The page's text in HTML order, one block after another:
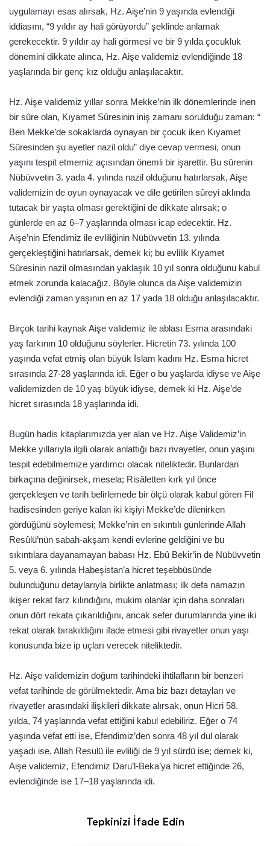
uygulamayı esas alırsak, Hz. Aişe’nin 9 yaşında evlendiği
iddiasını, “9 yıldır ay hali görüyordu” şeklinde anlamak
gerekecektir. 9 yıldır ay hali görmesi ve bir 9 yılda çocukluk
dönemini dikkate alınca, Hz. Aişe validemiz evlendiğinde 18
yaşlarında bir genç kız olduğu anlaşılacaktır.
Hz. Aişe validemiz yıllar sonra Mekke’nin ilk dönemlerinde inen
bir sûre olan, Kıyamet Sûresinin iniş zamanı sorulduğu zaman: “
Ben Mekke’de sokaklarda oynayan bir çocuk iken Kıyamet
Sûresinden şu ayetler nazil oldu” diye cevap vermesi, onun
yaşını tespit etmemiz açısından önemli bir işarettir. Bu sûrenin
Nübüvvetin 3. yada 4. yılında nazil olduğunu hatırlarsak, Aişe
validemizin de oyun oynayacak ve dile getirilen sûreyi aklında
tutacak bir yaşta olması gerektiğini de dikkate alırsak; o
günlerde en az 6–7 yaşlarında olması icap edecektir. Hz.
Aişe’nin Efendimiz ile evliliğinin Nübüvvetin 13. yılında
gerçekleştiğini hatırlarsak, demek ki; bu evlilik Kıyamet
Sûresinin nazil olmasından yaklaşık 10 yıl sonra olduğunu kabul
etmek zorunda kalacağız. Böyle olunca da Aişe validemizin
evlendiği zaman yaşının en az 17 yada 18 olduğu anlaşılacaktır.
Birçok tarihi kaynak Aişe validemiz ile ablası Esma arasındaki
yaş farkının 10 olduğunu söylerler. Hicretin 73. yılında 100
yaşında vefat etmiş olan büyük İslam kadını Hz. Esma hicret
sırasında 27-28 yaşlarında idi. Eğer o bu yaşlarda idiyse ve Aişe
validemizden de 10 yaş büyük idiyse, demek ki Hz. Aişe’de
hicret sırasında 18 yaşlarında idi.
Bugün hadis kitaplarımızda yer alan ve Hz. Aişe Validemiz’in
Mekke yıllarıyla ilgili olarak anlattığı bazı rivayetler, onun yaşını
tespit edebilmemize yardımcı olacak niteliktedir. Bunlardan
birkaçına değinirsek, mesela; Risâletten kırk yıl önce
gerçekleşen ve tarih belirlemede bir ölçü olarak kabul gören Fil
hadisesinden geriye kalan iki kişiyi Mekke’de dilenirken
gördüğünü söylemesi; Mekke’nin en sıkıntılı günlerinde Allah
Resûlü’nün sabah-akşam kendi evlerine geldiğini ve bu
sıkıntılara dayanamayan babası Hz. Ebû Bekir’in de Nübüvvetin
5. veya 6. yılında Habeşistan’a hicret teşebbüsünde
bulunduğunu detaylarıyla birlikte anlatması; ilk defa namazın
ikişer rekat farz kılındığını, mukim olanlar için daha sonraları
onun dört rekata çıkarıldığını, ancak sefer durumlarında yine iki
rekat olarak bırakıldığını ifade etmesi gibi rivayetler onun yaşı
konusunda bize ip uçları verecek niteliktedir.
Hz. Aişe validemizin doğum tarihindeki ihtilafların bir benzeri
vefat tarihinde de görülmektedir. Ama biz bazı detayları ve
rivayetler arasındaki ilişkileri dikkate alırsak, onun Hicri 58.
yılda, 74 yaşlarında vefat ettiğini kabul edebiliriz. Eğer o 74
yaşında vefat etti ise, Efendimiz’den sonra 48 yıl dul olarak
yaşadı ise, Allah Resulü ile evliliği de 9 yıl sürdü ise; demek ki,
Aişe validemiz, Efendimiz Daru’l-Beka’ya hicret ettiğinde 26,
evlendiğinde ise 17–18 yaşlarında idi.
Tepkinizi İfade Edin